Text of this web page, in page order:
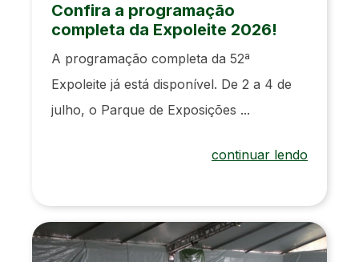
Confira a programação
completa da Expoleite 2026!
A programação completa da 52ª
Expoleite já está disponível. De 2 a 4 de
julho, o Parque de Exposições ...
continuar lendo